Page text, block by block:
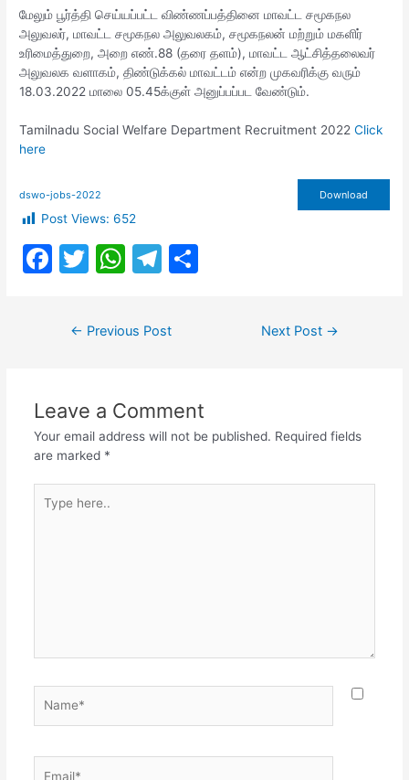
மேலும் பூர்த்தி செய்யப்பட்ட விண்ணப்பத்தினை மாவட்ட சமூகநல
அலுவலர், மாவட்ட சமூகநல அலுவலகம், சமூகநலன் மற்றும் மகளிர்
உரிமைத்துறை, அறை எண்.88 (தரை தளம்), மாவட்ட ஆட்சித்தலைவர்
அலுவலக வளாகம், திண்டுக்கல் மாவட்டம் என்ற முகவரிக்கு வரும்
18.03.2022 மாலை 05.45க்குள் அனுப்பப்பட வேண்டும்.
Tamilnadu Social Welfare Department Recruitment 2022Click
here
dswo-jobs-2022 Download
Post Views: 652
F
o
o
k
T
itt
er
W
at
s
p
p
T
gr
m
← Previous Post Next Post →
Leave a Comment
Your email address will not be published. Required fields
are marked *
here..